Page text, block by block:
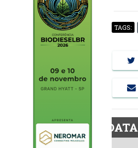
TAGS:
BiodieselDATA